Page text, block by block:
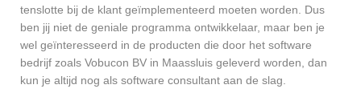
tenslotte bij de klant geïmplementeerd moeten worden. Dus
ben jij niet de geniale programma ontwikkelaar, maar ben je
wel geïnteresseerd in de producten die door het software
bedrijf zoals Vobucon BV in Maassluis geleverd worden, dan
kun je altijd nog als software consultant aan de slag.